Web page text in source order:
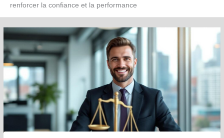
renforcer la confiance et la performance